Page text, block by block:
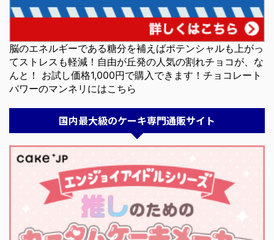
脳のエネルギーである糖分を補えばポテンシャルも上がっ
てストレスも軽減！自由が丘発の人気の割れチョコが、な
んと！ お試し価格1,000円で購入できます！チョコレート
パワーのマンネリにはこちら
国内最大級のケーキ専門通販サイト